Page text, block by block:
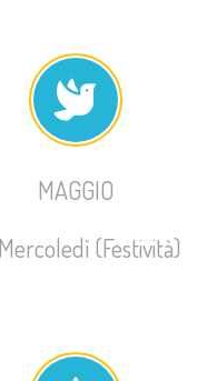
MAGGIO
(Festività)